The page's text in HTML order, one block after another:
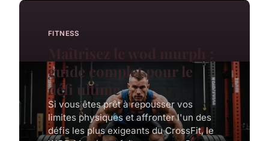
FITNESS
Maîtrisez le wod murph :
guide complet pour le
défi ultime
Si vous êtes prêt à repousser vos
limites physiques et affronter l'un des
défis les plus exigeants du CrossFit, le